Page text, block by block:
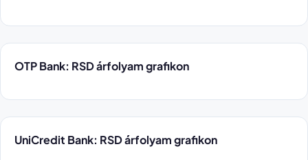
OTP Bank: RSD árfolyam grafikon
UniCredit Bank: RSD árfolyam grafikon